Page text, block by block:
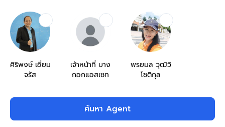
ศิริพงษ์ เอี่ยม
จรัส
เจ้าหน้าที่ บาง
กอกแอสเซท
พรยมล วุฒิวิ
โชติกุล
ค้นหา Agent